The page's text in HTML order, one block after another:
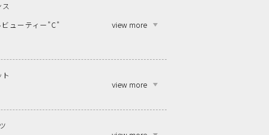
ビューティー"C"
view more
view more